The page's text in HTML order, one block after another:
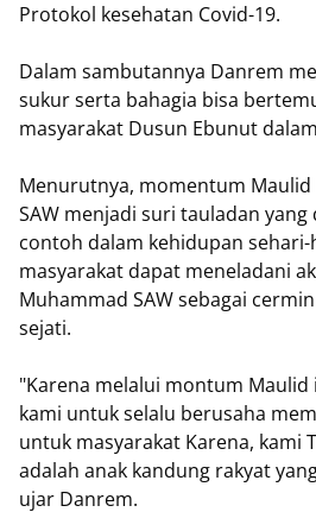
Protokol kesehatan Covid-19.
Dalam sambutannya Danrem
sukur serta bahagia bisa
masyarakat Dusun Ebunut
Menurutnya, momentum
SAW menjadi suri tauladan
contoh dalam kehidupan
masyarakat dapat meneladani
Muhammad SAW sebagai
sejati.
"Karena melalui montum
kami untuk selalu berusaha
untuk masyarakat Karena, kami
adalah anak kandung rakyat
ujar Danrem.